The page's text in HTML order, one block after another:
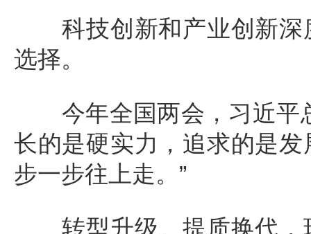
科技创新和产业创新深
选择。
今年全国两会，习近平总
长的是硬实力，追求的是
步一步往上走。”
转型升级、提质换代，